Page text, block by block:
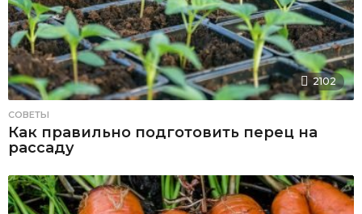
2102
СОВЕТЫ
Как правильно подготовить перец на
рассаду